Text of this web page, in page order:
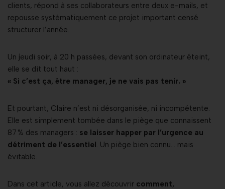
clients, répond à ses collaborateurs entre deux e-mails, et
repousse systématiquement ce projet important censé
structurer l’année.
Un jeudi soir, à 20 h passées, devant son ordinateur éteint,
elle se dit tout haut :
« Si c’est ça, être manager, je ne vais pas tenir. »
Et pourtant, Claire n’est ni désorganisée, ni incompétente.
Elle est simplement tombée dans le piège que connaissent
87 % des managers : se laisser happer par l’urgence au
détriment de l’essentiel. Un piège bien connu… mais
évitable.
Dans cet article, vous allez découvrir comment,